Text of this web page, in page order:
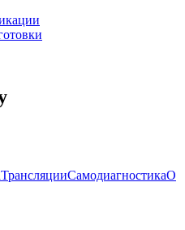
ТрансляцииСамодиагностикаО